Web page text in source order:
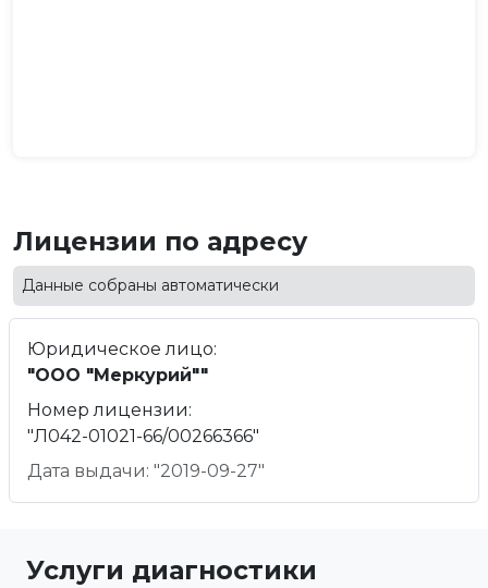
Лицензии по адресу
Данные собраны автоматически
Юридическое лицо:
"ООО "Меркурий""
Номер лицензии:
"Л042-01021-66/00266366"
Дата выдачи: "2019-09-27"
Услуги диагностики